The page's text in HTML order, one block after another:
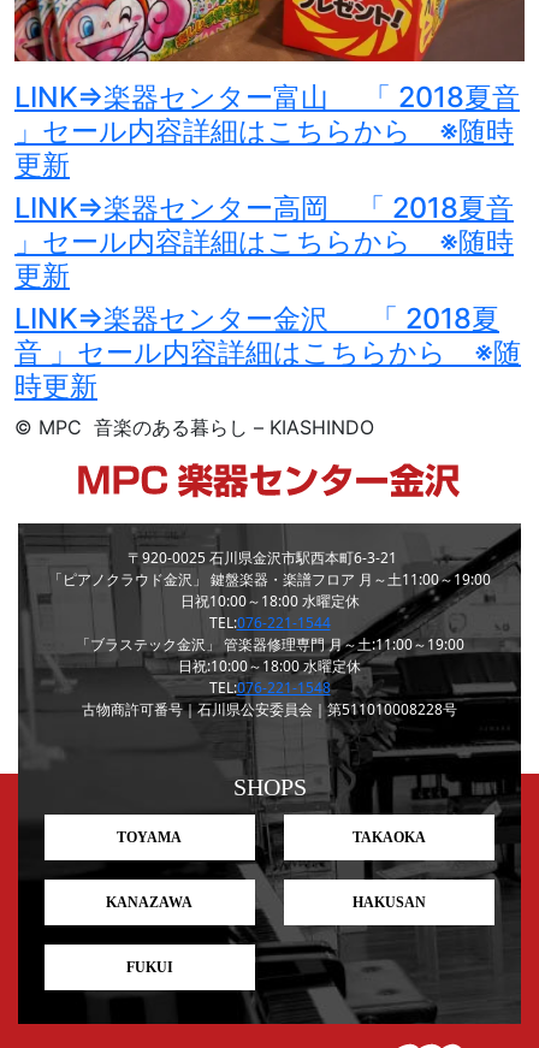
LINK⇒楽器センター富山 「 2018夏音
」セール内容詳細はこちらから ※随時
更新
LINK⇒楽器センター高岡 「 2018夏音
」セール内容詳細はこちらから ※随時
更新
LINK⇒楽器センター金沢 「 2018夏
音 」セール内容詳細はこちらから ※随
時更新
© MPC 音楽のある暮らし – KIASHINDO
〒920-0025石川県金沢市駅西本町6-3-21
「ピアノクラウド金沢」 鍵盤楽器・楽譜フロア 月～土11:00～19:00
日祝10:00～18:00 水曜定休
TEL:076-221-1544
「ブラステック金沢」 管楽器修理専門月～土:11:00～19:00
日祝:10:00～18:00水曜定休
TEL:076-221-1548
古物商許可番号｜石川県公安委員会｜第511010008228号
SHOPS
TOYAMA TAKAOKA
KANAZAWA HAKUSAN
FUKUI